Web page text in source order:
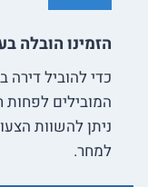
הזמינו הובלה
כדי להוביל דירה
המובילים
ניתן להשוות
למחר.